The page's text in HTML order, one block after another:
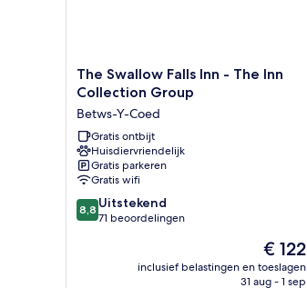
The
Swallow
Inn
-
The
Inn
Collection
Group
Betws-
The Swallow Falls Inn - The Inn
Collection Group
Betws-Y-Coed
Gratis ontbijt
Huisdiervriendelijk
Gratis parkeren
Gratis wifi
8.8
van
8,8 Uitstekend
71 beoordelingen
De
prijs
is
€ 122
inclusief belastingen en toeslagen
31 aug - 1 sep